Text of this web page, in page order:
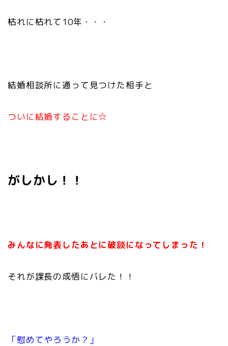
枯れに枯れて10年・・・
結婚相談所に通って見つけた相手と
ついに結婚することに☆
がしかし！！
みんなに発表したあとに破談になってしまった！
それが課長の成悟にバレた！！
「慰めてやろうか？」